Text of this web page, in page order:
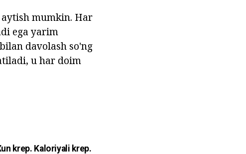
mumkin. Har
ega yarim
davolash so'ng
u har doim
krep. Kaloriyali krep.